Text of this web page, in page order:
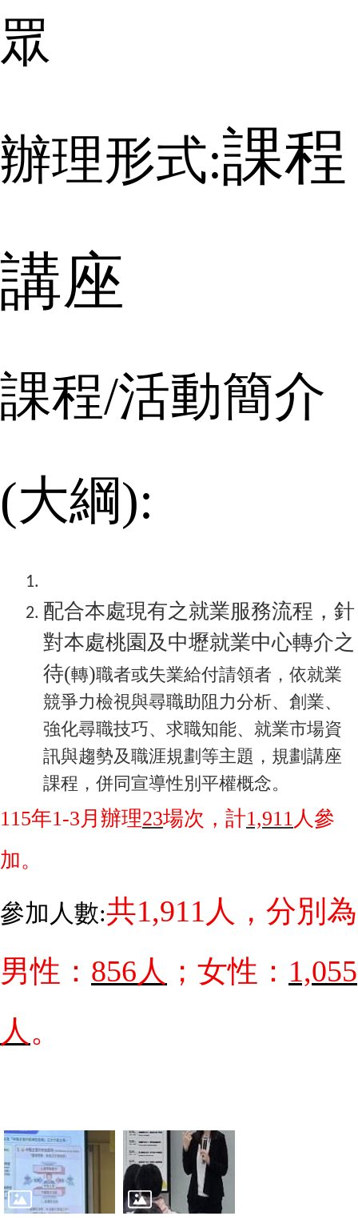
眾
辦理形式:課程
講座
課程/活動簡介
(大綱):
配合本處現有之就業服務流程，針
對本處桃園及中壢就業中心轉介之
待(轉)職者或失業給付請領者，依就業
競爭力檢視與尋職助阻力分析、創業、
強化尋職技巧、求職知能、就業市場資
訊與趨勢及職涯規劃等主題，規劃講座
課程，併同宣導性別平權概念。
115年1-3月辦理23場次，計1,911人參
加。
參加人數:共1,911 人 ，分別為
男性： 856人 ；女性： 1,055
人 。